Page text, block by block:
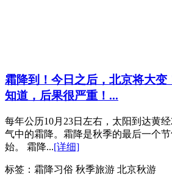
霜降到！今日之后，北京将大变
知道，后果很严重！...
每年公历10月23日左右，太阳到达黄
气中的霜降。霜降是秋季的最后一个
始。 霜降...[详细]
标签： 霜降习俗 秋季旅游 北京秋游